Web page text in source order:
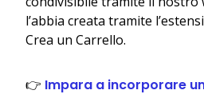
l’abbia creata tramite
Crea un Carrello.
👉 Impara a incorporare